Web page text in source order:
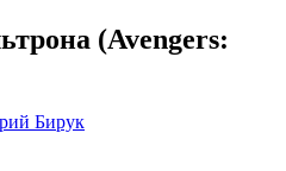
(Avengers:
Бирук